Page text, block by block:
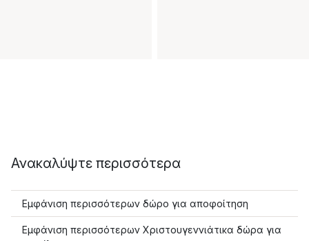
Ανακαλύψτε περισσότερα
Εμφάνιση περισσότερων δώρο για αποφοίτηση
Εμφάνιση περισσότερων Χριστουγεννιάτικα δώρα για